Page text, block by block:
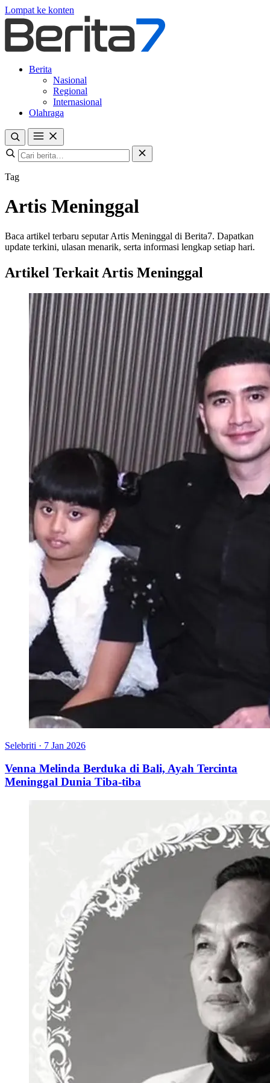
Lompat ke konten
Berita
Nasional
Regional
Internasional
Olahraga
Tag
Artis Meninggal
Baca artikel terbaru seputar Artis Meninggal di Berita7. Dapatkan
update terkini, ulasan menarik, serta informasi lengkap setiap hari.
Artikel Terkait Artis Meninggal
Selebriti · 7 Jan 2026
Venna Melinda Berduka di Bali, Ayah Tercinta
Meninggal Dunia Tiba-tiba